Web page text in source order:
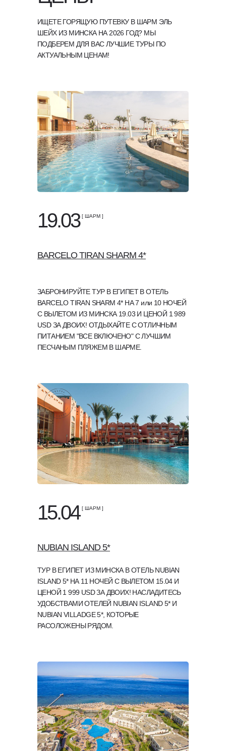
15.04 [ ШАРМ ]
NUBIAN ISLAND 5*
ТУР В ЕГИПЕТ ИЗ МИНСКА В ОТЕЛЬ NUBIAN
ISLAND 5* НА 11 НОЧЕЙ С ВЫЛЕТОМ 15.04 И
ЦЕНОЙ 1 999 USD ЗА ДВОИХ! НАСЛАДИТЕСЬ
УДОБСТВАМИ ОТЕЛЕЙ NUBIAN ISLAND 5* И
NUBIAN VILLADGE 5*, КОТОРЫЕ
РАСОЛОЖЕНЫ РЯДОМ.
19.03 [ ШАРМ ]
BARCELO TIRAN SHARM 4*
ЗАБРОНИРУЙТЕ ТУР В ЕГИПЕТ В ОТЕЛЬ
BARCELO TIRAN SHARM 4* НА 7 или 10 НОЧЕЙ
С ВЫЛЕТОМ ИЗ МИНСКА 19.03 И ЦЕНОЙ 1 989
USD ЗА ДВОИХ! ОТДЫХАЙТЕ С ОТЛИЧНЫМ
ПИТАНИЕМ "ВСЕ ВКЛЮЧЕНО" C ЛУЧШИМ
ПЕСЧАНЫМ ПЛЯЖЕМ В ШАРМЕ.
ИЩЕТЕ ГОРЯЩУЮ ПУТЕВКУ В ШАРМ ЭЛЬ
ШЕЙХ ИЗ МИНСКА НА 2026 ГОД? МЫ
ПОДБЕРЕМ ДЛЯ ВАС ЛУЧШИЕ ТУРЫ ПО
АКТУАЛЬНЫМ ЦЕНАМ!